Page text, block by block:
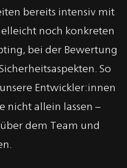
bereits intensiv mit
noch konkreten
bei der Bewertung
So
Entwickler:innen
nicht allein lassen –
dem Team und